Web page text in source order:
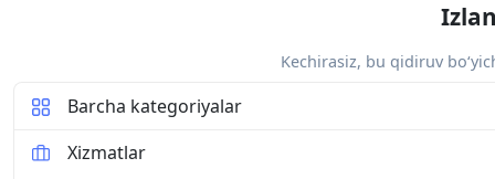
Kechirasiz, bu qidiruv
Barcha kategoriyalar
Xizmatlar